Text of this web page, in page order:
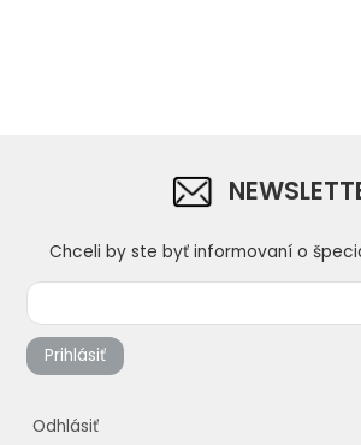
Chceli by ste byť informovaní o
Prihlásiť
Odhlásiť